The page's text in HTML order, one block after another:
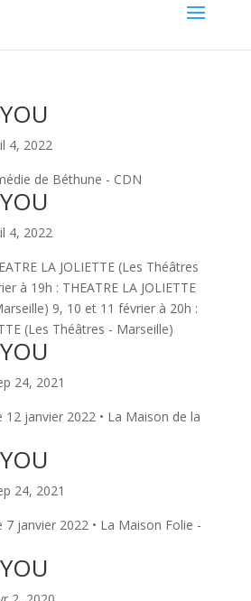
4, 2022
de Béthune - CDN
4, 2022
LA JOLIETTE (Les Théâtres
à 19h : THEATRE LA JOLIETTE
9, 10 et 11 février à 20h :
(Les Théâtres - Marseille)
24, 2021
12 janvier 2022 • La Maison de la
24, 2021
7 janvier 2022 • La Maison Folie -